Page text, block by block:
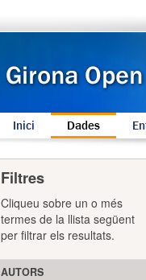
Inici Dades
Filtres
Cliqueu sobre un o més
termes de la llista següent
per filtrar els resultats.
AUTORS